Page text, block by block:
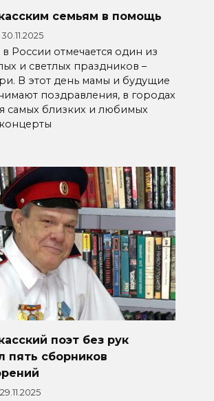
семьям в помощь
30.11.2025
России отмечается один из
и светлых праздников –
В этот день мамы и будущие
поздравления, в городах
самых близких и любимых
поэт без рук
пять сборников
29.11.2025